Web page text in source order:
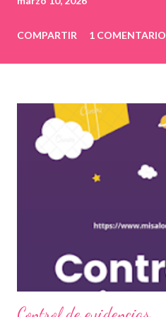
COMPARTIR 1 COMENTARIO